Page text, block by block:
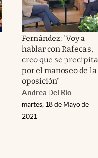
Fernández: "Voy a
hablar con Rafecas,
creo que se precipita
por el manoseo de la
oposición"
Andrea Del Rio
martes, 18 de Mayo de
2021